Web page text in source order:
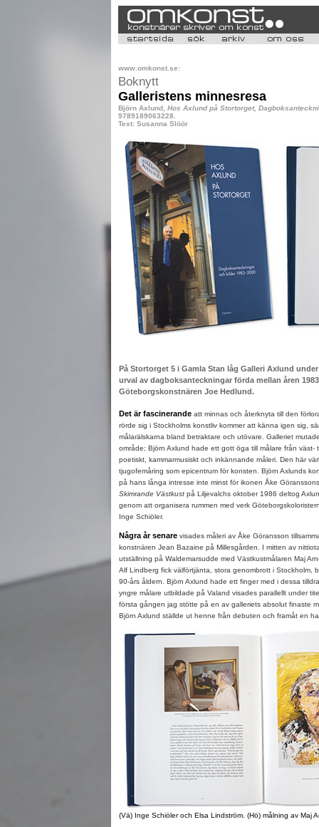
www.omkonst.se:
Boknytt
Galleristens minnesresa
Björn Axlund, Hos Axlund på Stortorget,
9789189063228.
Text: Susanna Slöör
På Stortorget 5 i Gamla Stan låg Galleri Axlund
urval av dagboksanteckningar förda mellan åren
Göteborgskonstnären Joe Hedlund.
Det är fascinerandeatt minnas och återknyta till den
rörde sig i Stockholms konstliv kommer att känna igen sig,
målarälskarna bland betraktare och utövare. Galleriet
område; Björn Axlund hade ett gott öga till målare från väst-
poetiskt, kammarmusiskt och inkännande måleri. Den här
tjugofemåring som epicentrum för konsten. Björn Axlunds
på hans långa intresse inte minst för ikonen Åke
Skimrande Västkustpå Liljevalchs oktober 1986 deltog
genom att organisera rummen med verk
Inge Schiöler.
Några år senarevisades måleri av Åke Göransson
konstnären Jean Bazaine på Millesgården. I mitten av
utställning på Waldemarsudde med Västkustmålaren Maj
Alf Lindberg fick välförtjänta, stora genombrott i Stockholm,
90-års åldern. Björn Axlund hade ett finger med i dessa
yngre målare utbildade på Valand visades parallellt under
första gången jag stötte på en av galleriets absolut finaste
Björn Axlund ställde ut henne från debuten och framåt en
(Vä) Inge Schiöler och Elsa Lindström. (Hö) målning av Maj